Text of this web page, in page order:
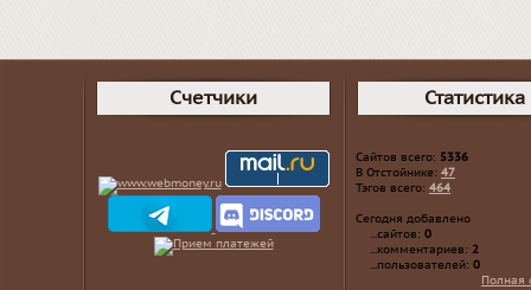
Счетчики Статистика
Сайтов всего: 5336
В Отстойнике: 47
Тэгов всего: 464
Сегодня добавлено
...сайтов: 0
...комментариев: 2
...пользователей: 0
Полная